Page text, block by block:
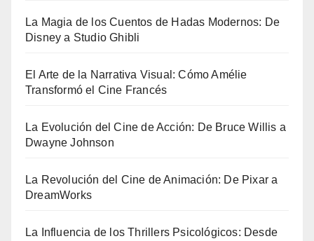
La Magia de los Cuentos de Hadas Modernos: De
Disney a Studio Ghibli
El Arte de la Narrativa Visual: Cómo Amélie
Transformó el Cine Francés
La Evolución del Cine de Acción: De Bruce Willis a
Dwayne Johnson
La Revolución del Cine de Animación: De Pixar a
DreamWorks
La Influencia de los Thrillers Psicológicos: Desde